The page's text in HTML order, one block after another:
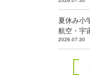
夏休み小
航空・宇
2026.07.30